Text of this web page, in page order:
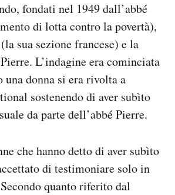
fondati nel 1949 dall’abbé
di lotta contro la povertà),
sua sezione francese) e la
L’indagine era cominciata
una donna si era rivolta a
sostenendo di aver subìto
da parte dell’abbé Pierre.
che hanno detto di aver subìto
di testimoniare solo in
quanto riferito dal